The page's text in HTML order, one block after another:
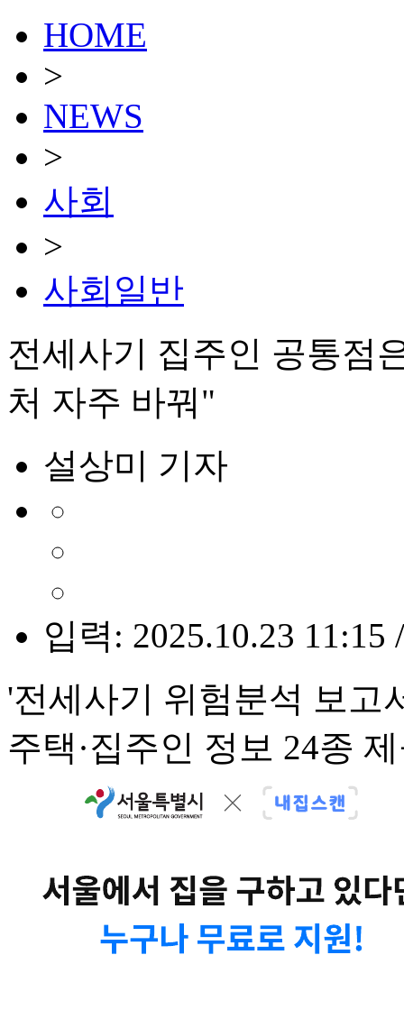
HOME
>
NEWS
>
사회
>
사회일반
전세사기 집주인 공통점
처 자주 바꿔"
설상미 기자
입력: 2025.10.23 11:15
'전세사기 위험분석 보고
주택·집주인 정보 24종